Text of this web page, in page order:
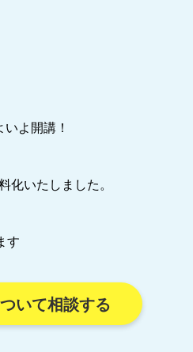
よ開講！
化いたしました。
す
いて相談する